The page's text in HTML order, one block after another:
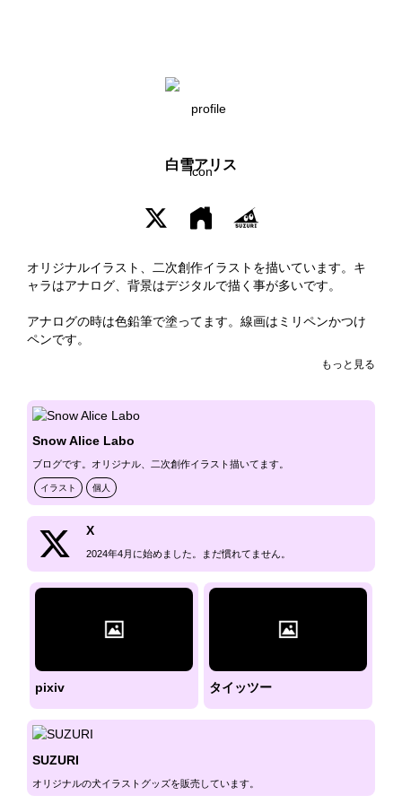
白雪アリス
オリジナルイラスト、二次創作イラストを描いています。キ
ャラはアナログ、背景はデジタルで描く事が多いです。
アナログの時は色鉛筆で塗ってます。線画はミリペンかつけ
ペンです。
好きな漫画
ププラスの漫画など
好きなゲーム
ドラクエシリーズ、メタルギアソリッドシリーズ、メタルサ
ーガ、スターオーシャンシリーズ、スナッチャーなど多数
もっと見る
Snow Alice Labo
ブログです。オリジナル、二次創作イラスト描いてます。
イラスト 個人
X
2024年4月に始めました。まだ慣れてません。
pixiv タイッツー
SUZURI
オリジナルの犬イラストグッズを販売しています。